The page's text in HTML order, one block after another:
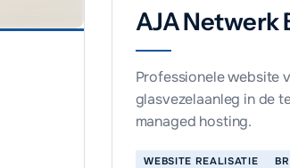
AJA Netwerk
Professionele website
glasvezelaanleg in de
managed hosting.
WEBSITE REALISATIE